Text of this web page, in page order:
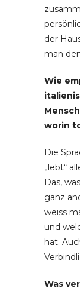
der
man
Wie
worin
Die
„lebt“
Das,
ganz
weiss
und
hat.
Was